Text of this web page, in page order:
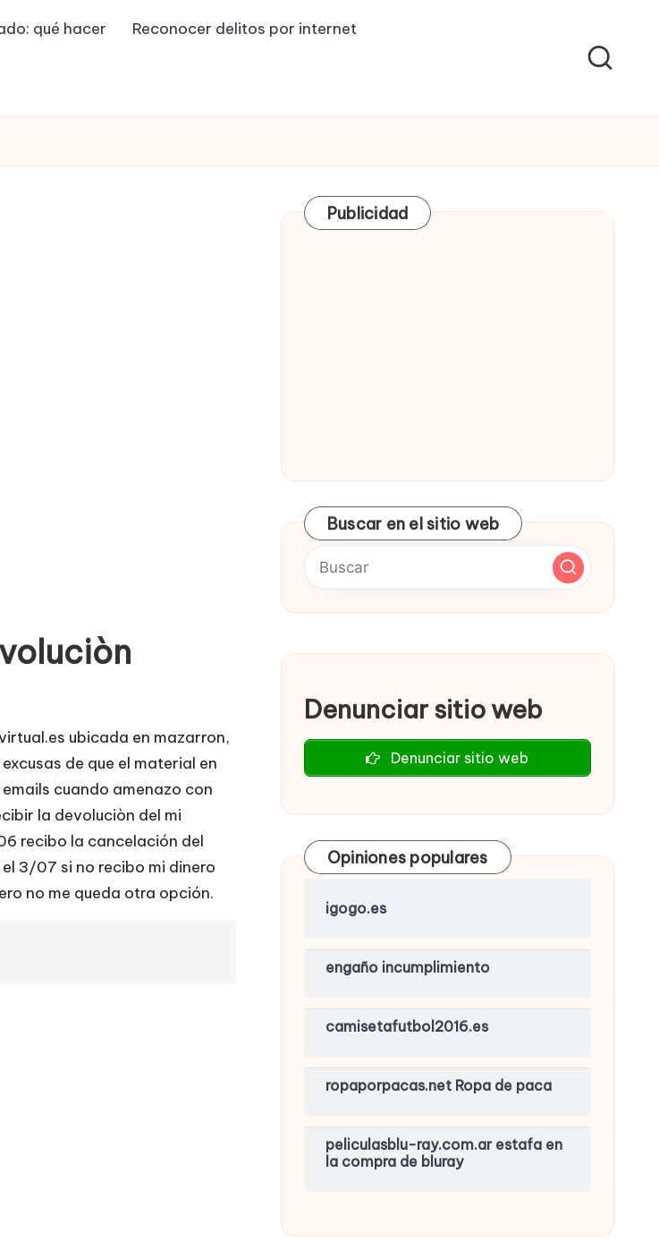
qué hacer Reconocer delitos por internet
ubicada en mazarron,
de que el material en
cuando amenazo con
la devoluciòn del mi
recibo la cancelación del
3/07 si no recibo mi dinero
no me queda otra opción.
Publicidad
Buscar en el sitio web
Denunciar sitio web
Denunciar sitio web
Opiniones populares
igogo.es
engaño incumplimiento
camisetafutbol2016.es
ropaporpacas.net Ropa de paca
peliculasblu-ray.com.ar estafa en
la compra de bluray